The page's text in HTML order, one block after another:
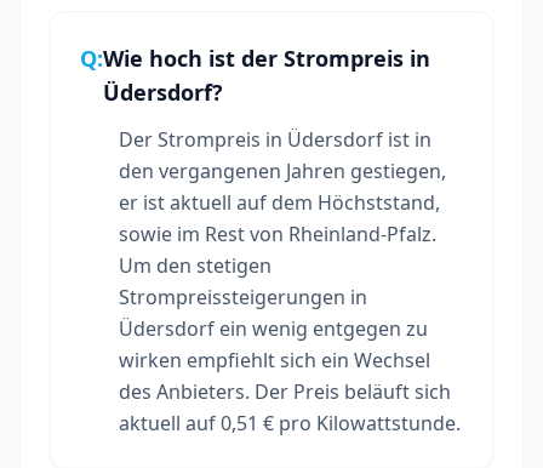
Q:Wie hoch ist der Strompreis in
Üdersdorf?
Der Strompreis in Üdersdorf ist in
den vergangenen Jahren gestiegen,
er ist aktuell auf dem Höchststand,
sowie im Rest von Rheinland-Pfalz.
Um den stetigen
Strompreissteigerungen in
Üdersdorf ein wenig entgegen zu
wirken empfiehlt sich ein Wechsel
des Anbieters. Der Preis beläuft sich
aktuell auf 0,51 € pro Kilowattstunde.